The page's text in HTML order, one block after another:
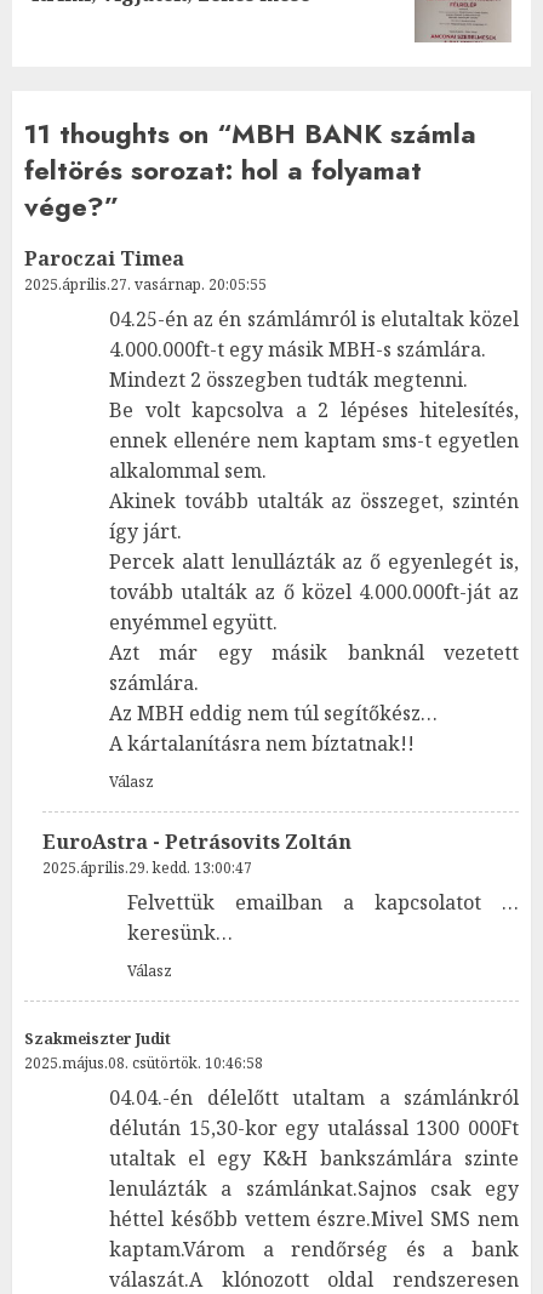
11 thoughts on “MBH BANK számla
feltörés sorozat: hol a folyamat
vége?”
Paroczai Timea
2025.április.27. vasárnap. 20:05:55
04.25-én az én számlámról is elutaltak közel
4.000.000ft-t egy másik MBH-s számlára.
Mindezt 2 összegben tudták megtenni.
Be volt kapcsolva a 2 lépéses hitelesítés,
ennek ellenére nem kaptam sms-t egyetlen
alkalommal sem.
Akinek tovább utalták az összeget, szintén
így járt.
Percek alatt lenullázták az ő egyenlegét is,
tovább utalták az ő közel 4.000.000ft-ját az
enyémmel együtt.
Azt már egy másik banknál vezetett
számlára.
Az MBH eddig nem túl segítőkész…
A kártalanításra nem bíztatnak!!
Válasz
EuroAstra - Petrásovits Zoltán
2025.április.29. kedd. 13:00:47
Felvettük emailban a kapcsolatot …
keresünk…
Válasz
Szakmeiszter Judit
2025.május.08. csütörtök. 10:46:58
04.04.-én délelőtt utaltam a számlánkról
délután 15,30-kor egy utalással 1300 000Ft
utaltak el egy K&H bankszámlára szinte
lenulázták a számlánkat.Sajnos csak egy
héttel később vettem észre.Mivel SMS nem
kaptam.Várom a rendőrség és a bank
válaszát.A klónozott oldal rendszeresen